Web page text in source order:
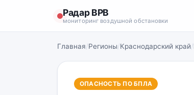
Радар ВРВ
мониторинг воздушной обстановки
Главная/Регионы/Краснодарский край/
ОПАСНОСТЬ ПО БПЛА